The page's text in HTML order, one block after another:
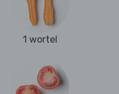
1 wortel